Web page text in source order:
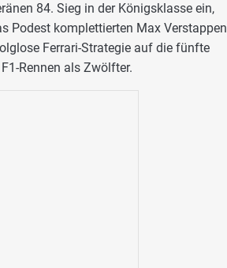
84. Sieg in der Königsklasse ein,
Podest komplettierten Max Verstappen
Ferrari-Strategie auf die fünfte
Rennen als Zwölfter.